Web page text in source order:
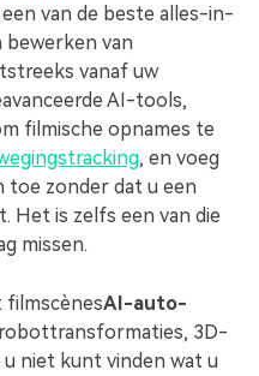
van de beste alles-in-
bewerken van
vanaf uw
AI-tools,
filmische opnames te
, en voeg
zonder dat u een
Het is zelfs een van die
missen.
filmscènesAI-auto-
3D-
niet kunt vinden wat u